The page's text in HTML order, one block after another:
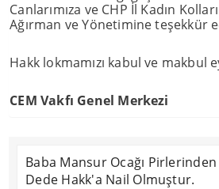
Canlarımıza ve CHP İl Kadın
Ağırman ve Yönetimine teşekkür
Hakk lokmamızı kabul ve makbul
CEM Vakfı Genel Merkezi
Baba Mansur Ocağı
Dede Hakk'a Nail Olmuştur.